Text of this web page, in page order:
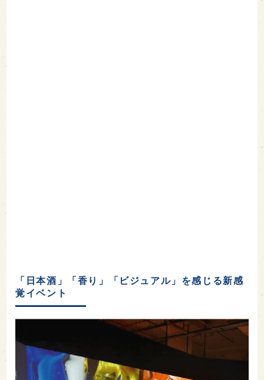
「日本酒」「香り」「ビジュアル」を感じる新感
覚イベント